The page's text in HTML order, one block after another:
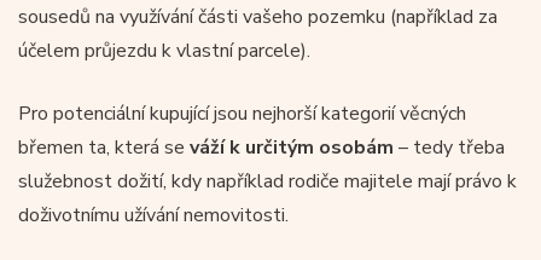
sousedů na využívání části vašeho pozemku (například za
účelem průjezdu k vlastní parcele).
Pro potenciální kupující jsou nejhorší kategorií věcných
břemen ta, která se váží k určitým osobám – tedy třeba
služebnost dožití, kdy například rodiče majitele mají právo k
doživotnímu užívání nemovitosti.